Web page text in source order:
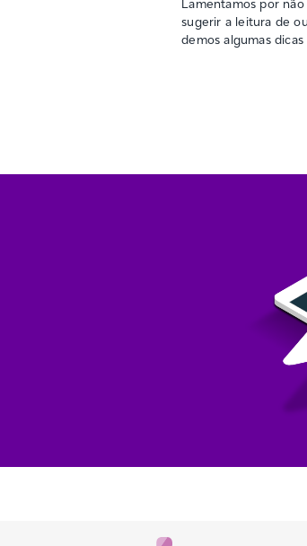
sugerir a leitura de
demos algumas